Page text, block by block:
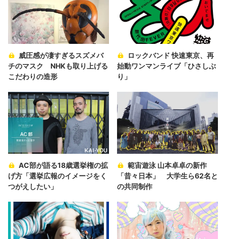
威圧感が凄すぎるスズメバ
チのマスク NHKも取り上げる
こだわりの造形
ロックバンド 快速東京、再
始動ワンマンライブ「ひさしぶ
り」
AC部が語る18歳選挙権の拡
げ方「選挙広報のイメージをく
つがえしたい」
範宙遊泳 山本卓卓の新作
「昔々日本」 大学生ら62名と
の共同制作